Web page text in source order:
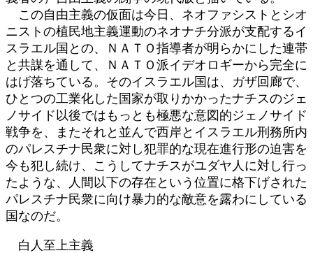
この自由主義の仮面は今日、ネオファシストとシオ
ニストの植民地主義運動のネオナチ分派が支配するイ
スラエル国との、ＮＡＴＯ指導者が明らかにした連帯
と共謀を通して、ＮＡＴＯ派イデオロギーから完全に
はげ落ちている。そのイスラエル国は、ガザ回廊で、
ひとつの工業化した国家が取りかかったナチスのジェ
ノサイド以後ではもっとも極悪な意図的ジェノサイド
戦争を、またそれと並んで西岸とイスラエル刑務所内
のパレスチナ民衆に対し犯罪的な現在進行形の迫害を
今も犯し続け、こうしてナチスがユダヤ人に対し行っ
たような、人間以下の存在という位置に格下げされた
パレスチナ民衆に向け暴力的な敵意を露わにしている
国なのだ。
白人至上主義